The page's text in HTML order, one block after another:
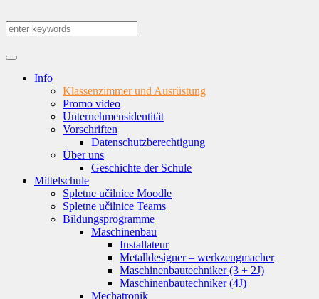
Info
Klassenzimmer und Ausrüstung
Promo video
Unternehmensidentität
Vorschriften
Datenschutzberechtigung
Über uns
Geschichte der Schule
Mittelschule
Spletne učilnice Moodle
Spletne učilnice Teams
Bildungsprogramme
Maschinenbau
Installateur
Metalldesigner – werkzeugmacher
Maschinenbautechniker (3 + 2J)
Maschinenbautechniker (4J)
Mechatronik